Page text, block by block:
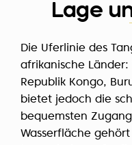
Lage
Die Uferlinie des
afrikanische Länder:
Republik Kongo,
bietet jedoch die
bequemsten
Wasserfläche